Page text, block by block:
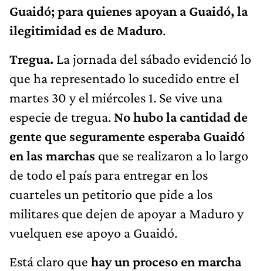
Guaidó; para quienes apoyan a Guaidó, la
ilegitimidad es de Maduro.
Tregua. La jornada del sábado evidenció lo
que ha representado lo sucedido entre el
martes 30 y el miércoles 1. Se vive una
especie de tregua. No hubo la cantidad de
gente que seguramente esperaba Guaidó
en las marchas que se realizaron a lo largo
de todo el país para entregar en los
cuarteles un petitorio que pide a los
militares que dejen de apoyar a Maduro y
vuelquen ese apoyo a Guaidó.
Está claro que hay un proceso en marcha